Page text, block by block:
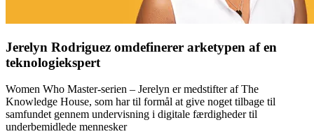
Jerelyn Rodriguez omdefinerer arketypen af en
teknologiekspert
Women Who Master-serien – Jerelyn er medstifter af The
Knowledge House, som har til formål at give noget tilbage til
samfundet gennem undervisning i digitale færdigheder til
underbemidlede mennesker